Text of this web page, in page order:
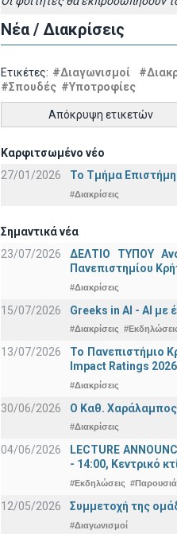
Νέα / Διακρίσεις
Ετικέτες: #Διαγωνισμοί
#Σπουδές #Υποτροφίες
Απόκρυψη ετικετών
Καρφιτσωμένο νέο
27/01/2026
Το Τμήμα
#Διακρίσεις
Σημαντικά νέα
23/07/2026
ΔΕΛΤΙΟ ΤΥΠΟΥ
Πανεπιστημίου
#Διακρίσεις
15/07/2026 Greeks in AI - ΑΙ με
#Διακρίσεις
13/07/2026
Το Πανεπιστήμιο
Impact Ratings 2026
#Διακρίσεις
30/06/2026 Ο Καθ. Χαράλαμπος
#Διακρίσεις
04/06/2026
LECTURE
- 14:00, Κεντρικό
#Εκδηλώσεις
12/05/2026 Συμμετοχή της
#Διαγωνισμοί